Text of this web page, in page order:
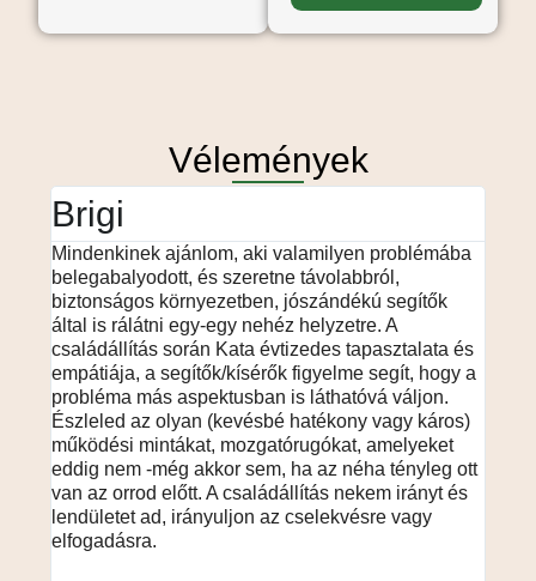
Vélemények
Brigi
Mindenkinek ajánlom, aki valamilyen problémába
belegabalyodott, és szeretne távolabbról,
biztonságos környezetben, jószándékú segítők
által is rálátni egy-egy nehéz helyzetre. A
családállítás során Kata évtizedes tapasztalata és
empátiája, a segítők/kísérők figyelme segít, hogy a
probléma más aspektusban is láthatóvá váljon.
Észleled az olyan (kevésbé hatékony vagy káros)
működési mintákat, mozgatórugókat, amelyeket
eddig nem -még akkor sem, ha az néha tényleg ott
van az orrod előtt. A családállítás nekem irányt és
lendületet ad, irányuljon az cselekvésre vagy
elfogadásra.